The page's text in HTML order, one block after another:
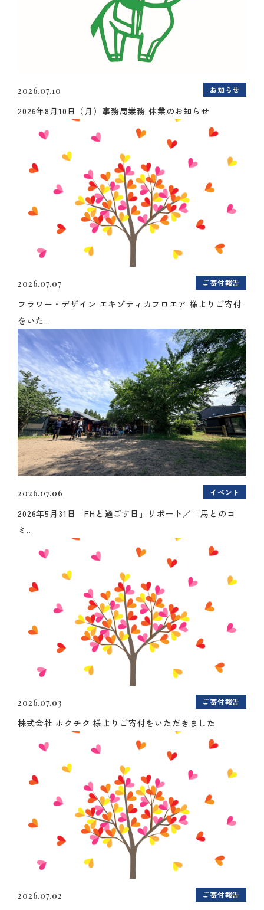
2026.07.10 お知らせ
2026年8月10日（月）事務局業務 休業のお知らせ
2026.07.07 ご寄付報告
フラワー・デザイン エキゾティカフロエア 様よりご寄付
をいた...
2026.07.06 イベント
2026年5月31日「FHと過ごす日」リポート／「馬とのコ
ミ...
2026.07.03 ご寄付報告
株式会社 ホクチク 様よりご寄付をいただきました
2026.07.02 ご寄付報告